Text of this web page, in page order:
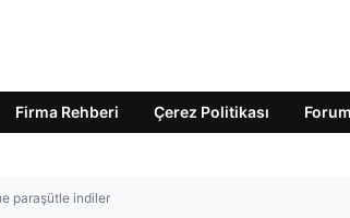
Firma Rehberi Çerez Politikası Forum
paraşütle indiler